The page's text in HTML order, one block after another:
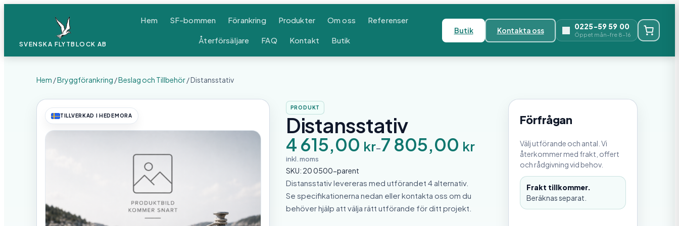
SVENSKA FLYTBLOCK AB
Hem SF-bommen Förankring Produkter Om oss Referenser
Återförsäljare FAQ Kontakt Butik
Butik Kontakta oss 0225-59 59 00
Öppet mån–fre 8–16
Hem /Bryggförankring /Beslag och Tillbehör/ Distansstativ
TILLVERKAD I HEDEMORA
PRODUKT
Distansstativ
4 615,00 kr–7 805,00 kr
P
r
i
s
i
n
e
r
inkl. moms
SKU: 20 0500-parent
Distansstativ levereras med utförandet 4 alternativ.
Se specifikationerna nedan eller kontakta oss om du
behöver hjälp att välja rätt utförande för ditt projekt.
Förfrågan
Välj utförande och antal. Vi
återkommer med frakt, offert
och rådgivning vid behov.
Frakt tillkommer.
Beräknas separat.